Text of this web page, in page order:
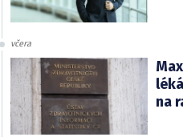
včera
na